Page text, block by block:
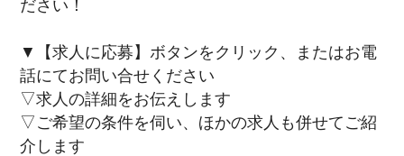
ださい！
▼【求人に応募】ボタンをクリック、またはお電
話にてお問い合せください
▽求人の詳細をお伝えします
▽ご希望の条件を伺い、ほかの求人も併せてご紹
介します